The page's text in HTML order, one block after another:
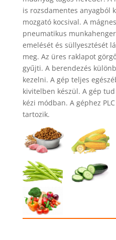
is rozsdamentes anyagból
mozgató kocsival. A
pneumatikus
emelését és süllyesztését
meg. Az üres raklapot
gyűjti. A berendezés
kezelni. A gép teljes
kivitelben készül. A gép
kézi módban. A géphez
tartozik.